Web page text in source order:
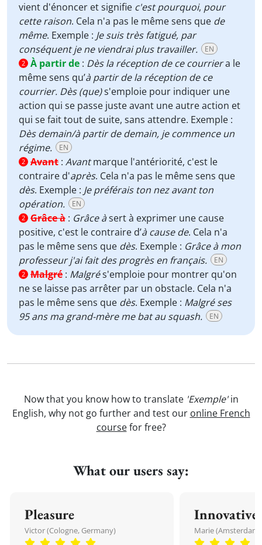
vient d'énoncer et signifie c'est pourquoi, pour
cette raison. Cela n'a pas le même sens que de
même. Exemple : Je suis très fatigué, par
conséquent je ne viendrai plus travailler.
EN
2 À partir de : Dès la réception de ce courriera le
même sens qu’à partir de la réception de ce
courrier. Dès (que)s'emploie pour indiquer une
action qui se passe juste avant une autre action et
qui se fait tout de suite, sans attendre. Exemple :
Dès demain/à partir de demain, je commence un
régime.
EN
2 Avant : Avantmarque l'antériorité, c'est le
contraire d'après. Cela n'a pas le même sens que
dès. Exemple : Je préférais ton nez avant ton
opération.
EN
2 Grâce à : Grâce àsert à exprimer une cause
positive, c'est le contraire d’à cause de. Cela n'a
pas le même sens que dès. Exemple : Grâce à mon
professeur j'ai fait des progrès en français.
EN
2 Malgré : Malgrés'emploie pour montrer qu'on
ne se laisse pas arrêter par un obstacle. Cela n'a
pas le même sens que dès. Exemple : Malgré ses
95 ans ma grand-mère me bat au squash.
EN
Now that you know how to translate 'Exemple'in
English, why not go further and test our online French
coursefor free?
What our users say:
Pleasure
Victor (Cologne, Germany)
Innovative
Marie